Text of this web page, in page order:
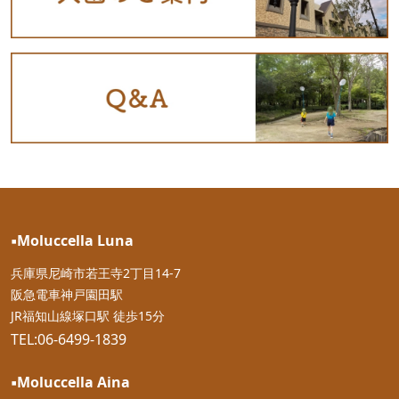
▪︎Moluccella Luna
兵庫県尼崎市若王寺2丁目14-7
阪急電車神戸園田駅
JR福知山線塚口駅 徒歩15分
TEL:06-6499-1839
▪︎Moluccella Aina